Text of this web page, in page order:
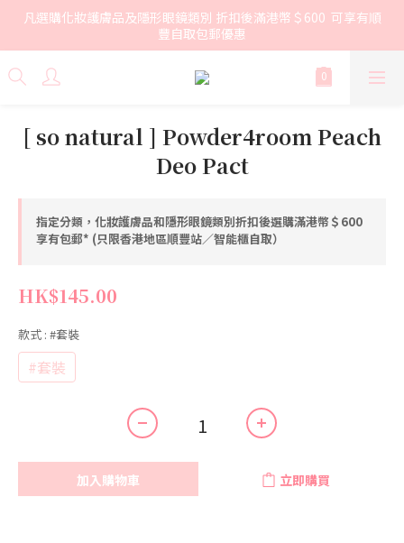
凡選購化妝護膚品及隱形眼鏡類別 折扣後滿港幣＄600  可享有順
豐自取包郵優惠
[ so natural ] Powder4room Peach
Deo Pact
指定分類，化妝護膚品和隱形眼鏡類別折扣後選購滿港幣＄600
享有包郵* (只限香港地區順豐站／智能櫃自取）
HK$145.00
款式 : #套裝
#套裝
加入購物車 立即購買